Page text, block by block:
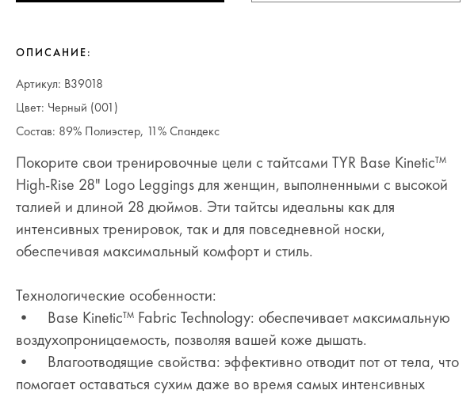
ОПИСАНИЕ:
Артикул: B39018
Цвет: Черный (001)
Состав: 89% Полиэстер, 11% Спандекс
Покорите свои тренировочные цели с тайтсами TYR Base Kinetic™
High-Rise 28" Logo Leggings для женщин, выполненными с высокой
талией и длиной 28 дюймов. Эти тайтсы идеальны как для
интенсивных тренировок, так и для повседневной носки,
обеспечивая максимальный комфорт и стиль.
Технологические особенности:
• Base Kinetic™ Fabric Technology: обеспечивает максимальную
воздухопроницаемость, позволяя вашей коже дышать.
• Влагоотводящие свойства: эффективно отводит пот от тела, что
помогает оставаться сухим даже во время самых интенсивных